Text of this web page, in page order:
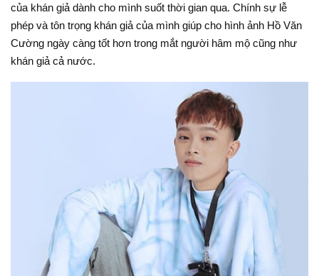
của khán giả dành cho mình suốt thời gian qua. Chính sự lễ
phép và tôn trọng khán giả của mình giúp cho hình ảnh Hồ Văn
Cường ngày càng tốt hơn trong mắt người hâm mộ cũng như
khán giả cả nước.